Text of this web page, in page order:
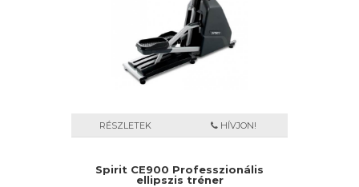
RÉSZLETEK HÍVJON!
Spirit CE900 Professzionális
ellipszis tréner